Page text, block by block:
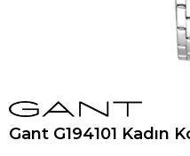
Gant G194101 Kadın